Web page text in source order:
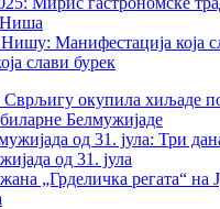
Ниша
слави бурек
Белмужијаде
од 31. јула